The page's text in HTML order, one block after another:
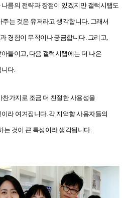
름의 전략과 장점이 있겠지만 갤럭시탭도
는 것은 유저라고 생각합니다. 그래서
경험이 무척이나 궁금합니다. 그리고,
들이고, 다음 갤럭시탭에는 더 나은
다.
찬가지로 조금 더 친절한 사용성을
라 여겨집니다. 각 지역향 사용자들의
는 것이 큰 특성이라 생각됩니다.